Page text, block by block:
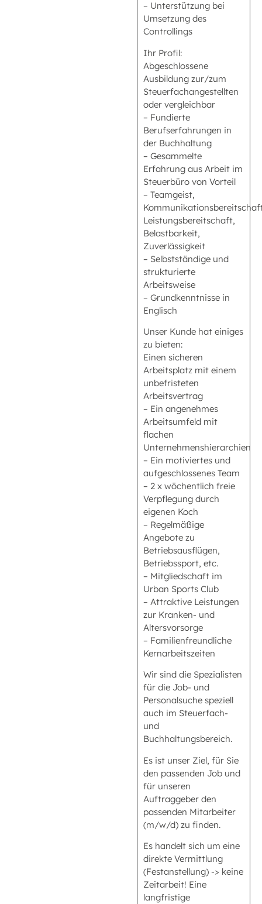
– Unterstützung bei
Umsetzung des
Controllings
Ihr Profil:
Abgeschlossene
Ausbildung zur/zum
Steuerfachangestellten
oder vergleichbar
– Fundierte
Berufserfahrungen in
der Buchhaltung
– Gesammelte
Erfahrung aus Arbeit im
Steuerbüro von Vorteil
– Teamgeist,
Leistungsbereitschaft,
Belastbarkeit,
Zuverlässigkeit
– Selbstständige und
strukturierte
Arbeitsweise
– Grundkenntnisse in
Englisch
Unser Kunde hat einiges
zu bieten:
Einen sicheren
Arbeitsplatz mit einem
unbefristeten
Arbeitsvertrag
– Ein angenehmes
Arbeitsumfeld mit
flachen
Unternehmenshierarchien
– Ein motiviertes und
aufgeschlossenes Team
– 2 x wöchentlich freie
Verpflegung durch
eigenen Koch
– Regelmäßige
Angebote zu
Betriebsausflügen,
Betriebssport, etc.
– Mitgliedschaft im
Urban Sports Club
– Attraktive Leistungen
zur Kranken- und
Altersvorsorge
– Familienfreundliche
Kernarbeitszeiten
Wir sind die Spezialisten
für die Job- und
Personalsuche speziell
auch im Steuerfach-
und
Buchhaltungsbereich.
Es ist unser Ziel, für Sie
den passenden Job und
für unseren
Auftraggeber den
passenden Mitarbeiter
(m/w/d) zu finden.
Es handelt sich um eine
direkte Vermittlung
(Festanstellung) -> keine
Zeitarbeit! Eine
langfristige